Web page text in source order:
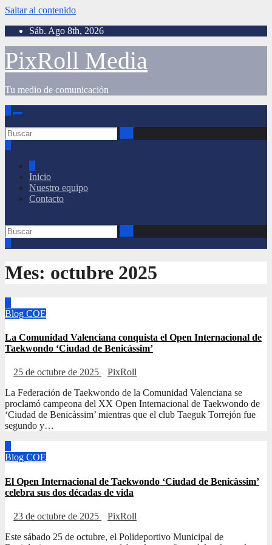
Saltar al contenido
Sáb. Ago 8th, 2026
PixRoll Media
Tu medio de comunicación
Inicio
Nuestro equipo
Contacto
Mes: octubre 2025
Blog COE
La Comunidad Valenciana conquista el Open Internacional de
Taekwondo ‘Ciudad de Benicàssim’
25 de octubre de 2025
PixRoll
La Federación de Taekwondo de la Comunidad Valenciana se
proclamó campeona del XX Open Internacional de Taekwondo de
‘Ciudad de Benicàssim’ mientras que el club Taeguk Torrejón fue
segundo y…
Blog COE
El Open Internacional de Taekwondo ‘Ciudad de Benicàssim’
celebra sus dos décadas de vida
23 de octubre de 2025
PixRoll
Este sábado 25 de octubre, el Polideportivo Municipal de